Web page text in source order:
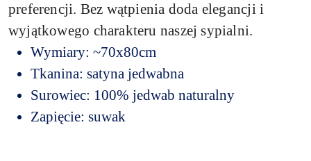
preferencji. Bez wątpienia doda elegancji i
wyjątkowego charakteru naszej sypialni.
Wymiary: ~70x80cm
Tkanina: satyna jedwabna
Surowiec: 100% jedwab naturalny
Zapięcie: suwak